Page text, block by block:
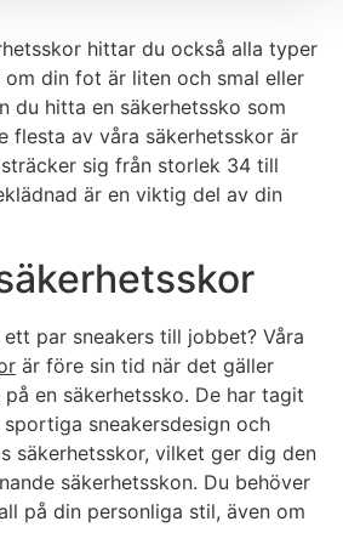
hittar du också alla typer
din fot är liten och smal eller
du hitta en säkerhetssko som
flesta av våra säkerhetsskor är
sig från storlek 34 till
är en viktig del av din
par sneakers till jobbet? Våra
är före sin tid när det gäller
en säkerhetssko. De har tagit
sneakersdesign och
säkerhetsskor, vilket ger dig den
säkerhetsskon. Du behöver
på din personliga stil, även om